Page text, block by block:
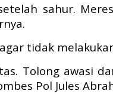
sahur.
tidak
Tolong awasi
Pol Jules